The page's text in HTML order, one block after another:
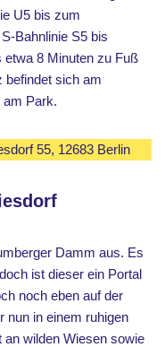
U5 bis zum
Bahnlinie S5 bis
etwa 8 Minuten zu Fuß
befindet sich am
am Park.
55, 12683 Berlin
Damm aus. Es
ist dieser ein Portal
noch eben auf der
nun in einem ruhigen
wilden Wiesen sowie